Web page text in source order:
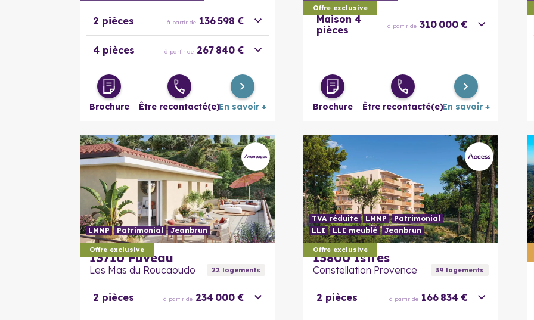
2 pièces à partir de 136 598 €
4 pièces à partir de 267 840 €
Brochure Être recontacté(e)En savoir +
Offre exclusive
Maison 4
pièces
à partir de 310 000 €
Brochure Être recontacté(e)En savoir +
Offre exclusive
LMNP Patrimonial Jeanbrun
En savoir plus
13710 Fuveau
Les Mas du Roucaoudo 22logements
2 pièces à partir de 234 000 €
Offre exclusive
TVA réduite LMNP
Patrimonial
LLI
LLI meublé Jeanbrun
13800 Istres
Constellation Provence 39logements
2 pièces à partir de 166 834 €